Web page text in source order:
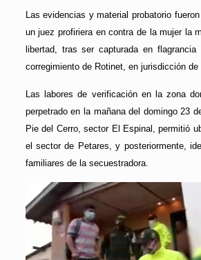
Las evidencias y material probatorio
un juez profiriera en contra de la mujer la
libertad, tras ser capturada en flagrancia
corregimiento de Rotinet, en jurisdicción
Las labores de verificación en la zona
perpetrado en la mañana del domingo 23
Pie del Cerro, sector El Espinal, permitió
el sector de Petares, y posteriormente,
familiares de la secuestradora.